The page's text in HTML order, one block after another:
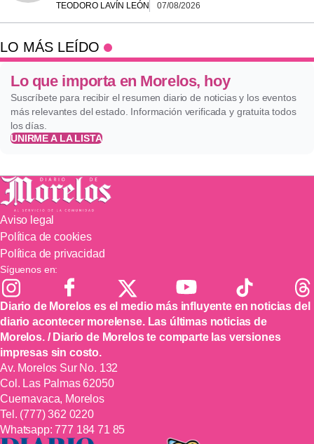
TEODORO LAVÍN LEÓN 07/08/2026
LO MÁS LEÍDO
Lo que importa en Morelos, hoy
Suscríbete para recibir el resumen diario de noticias y los eventos
más relevantes del estado. Información verificada y gratuita todos
los días.
UNIRME A LA LISTA
Aviso legal
Política de cookies
Política de privacidad
Síguenos en:
Diario de Morelos es el medio más influyente en noticias del
diario acontecer morelense. Las últimas noticias de
Morelos. / Diario de Morelos te comparte las versiones
impresas sin costo.
Av. Morelos Sur No. 132
Col. Las Palmas 62050
Cuernavaca, Morelos
Tel. (777) 362 0220
Whatsapp:777 184 71 85